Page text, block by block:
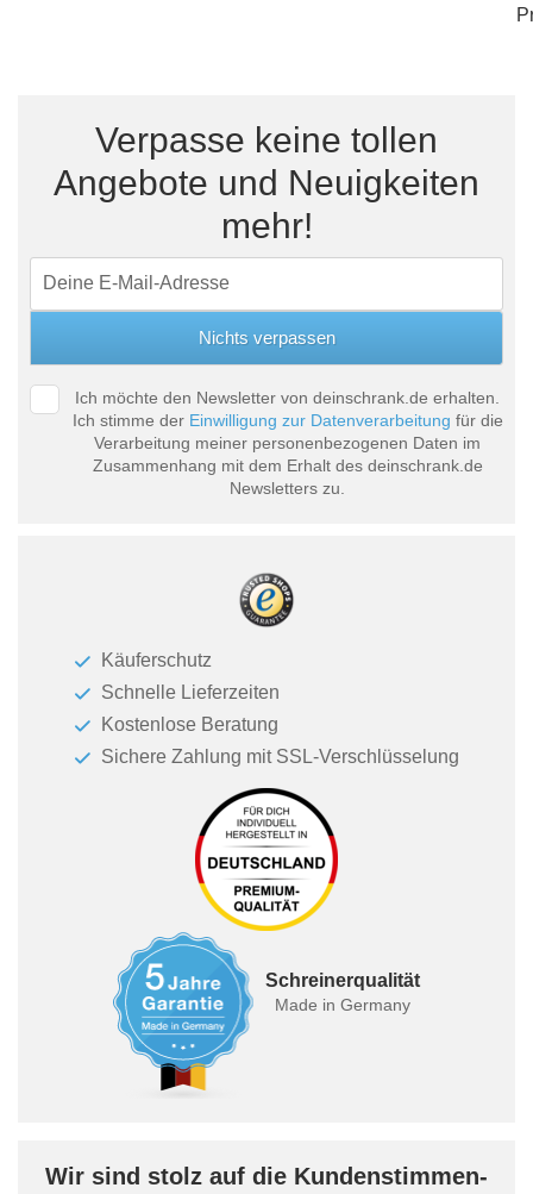
Verpasse keine tollen
Angebote und Neuigkeiten
mehr!
Ich möchte den Newsletter von deinschrank.de erhalten.
Ich stimme der Einwilligung zur Datenverarbeitung für die
Verarbeitung meiner personenbezogenen Daten im
Zusammenhang mit dem Erhalt des deinschrank.de
Newsletters zu.
Käuferschutz
Schnelle Lieferzeiten
Kostenlose Beratung
Sichere Zahlung mit SSL-Verschlüsselung
Schreinerqualität
Made in Germany
Wir sind stolz auf die Kundenstimmen-